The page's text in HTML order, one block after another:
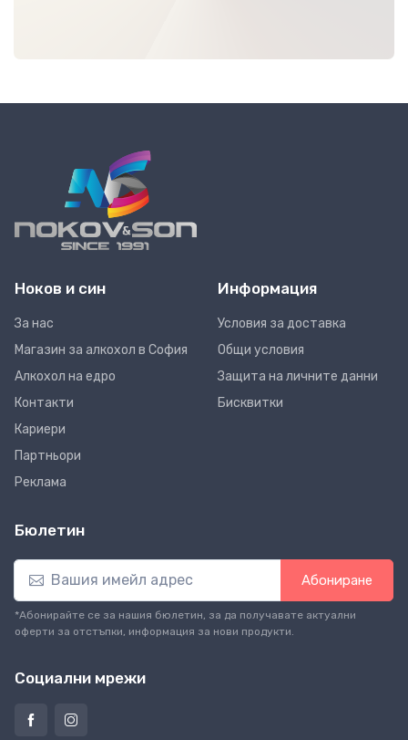
Ноков и син
За нас
Магазин за алкохол в София
Алкохол на едро
Контакти
Кариери
Партньори
Реклама
Информация
Условия за доставка
Общи условия
Защита на личните данни
Бисквитки
Бюлетин
Абониране
*Абонирайте се за нашия бюлетин, за да получавате актуални
оферти за отстъпки, информация за нови продукти.
Социални мрежи